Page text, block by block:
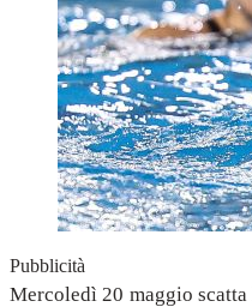
Pubblicità
Mercoledì 20 maggio